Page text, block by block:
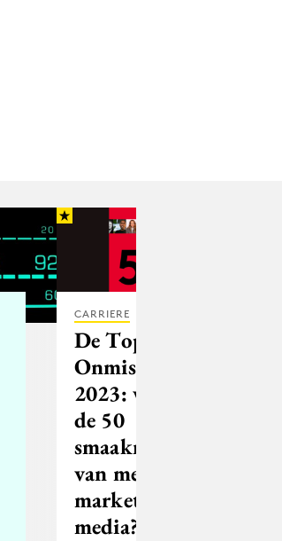
CARRIERE
De Top 50
Onmisbaar
2023: wie zijn
de 50
smaakmakers
van merken,
marketing en
media?